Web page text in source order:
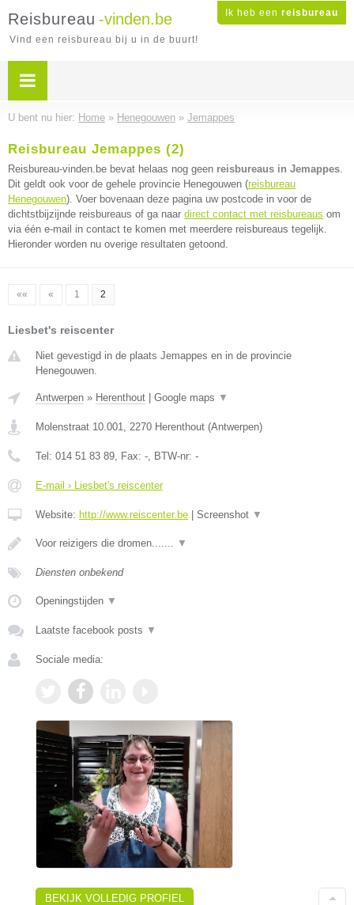
Ik heb een reisbureau
Reisbureau -vinden.be
Vind een reisbureau bij u in de buurt!
U bent nu hier: Home » Henegouwen » Jemappes
Reisbureau Jemappes (2)
Reisbureau-vinden.be bevat helaas nog geen reisbureaus in Jemappes.
Dit geldt ook voor de gehele provincie Henegouwen (reisbureau
Henegouwen). Voer bovenaan deze pagina uw postcode in voor de
dichtstbijzijnde reisbureaus of ga naar direct contact met reisbureaus om
via één e-mail in contact te komen met meerdere reisbureaus tegelijk.
Hieronder worden nu overige resultaten getoond.
«« « 1 2
Liesbet's reiscenter
Niet gevestigd in de plaats Jemappes en in de provincie
Henegouwen.
Antwerpen » Herenthout Google maps ▼
Molenstraat 10.001, 2270 Herenthout (Antwerpen)
Tel: 014 51 83 89, Fax: -, BTW-nr: -
E-mail › Liesbet's reiscenter
Website: http://www.reiscenter.be Screenshot ▼
Voor reizigers die dromen....... ▼
Diensten onbekend
Openingstijden ▼
Laatste facebook posts ▼
Sociale media:
BEKIJK VOLLEDIG PROFIEL